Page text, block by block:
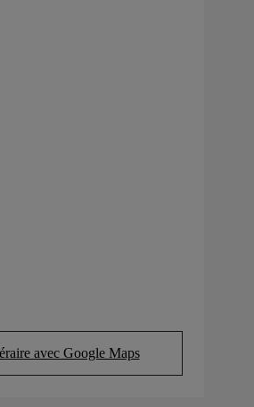
avec Google Maps
(Opens in new tab)